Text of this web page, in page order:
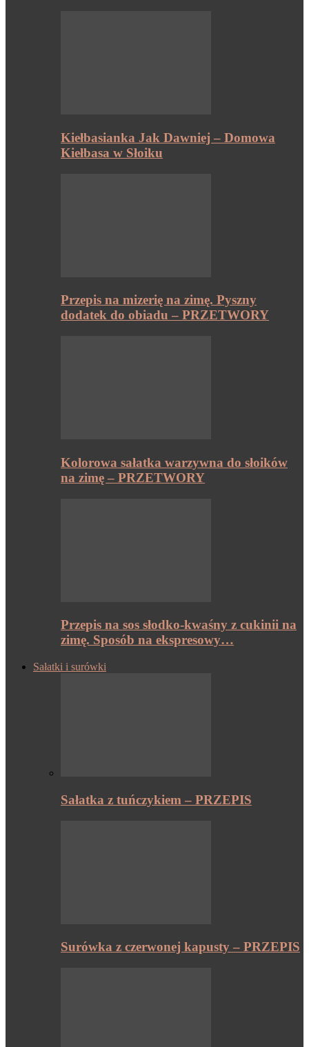
Kiełbasianka Jak Dawniej – Domowa
Kiełbasa w Słoiku
Przepis na mizerię na zimę. Pyszny
dodatek do obiadu – PRZETWORY
Kolorowa sałatka warzywna do słoików
na zimę – PRZETWORY
Przepis na sos słodko-kwaśny z cukinii na
zimę. Sposób na ekspresowy…
Sałatki i surówki
Sałatka z tuńczykiem – PRZEPIS
Surówka z czerwonej kapusty – PRZEPIS